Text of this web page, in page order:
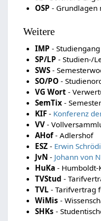
OSP - Grundlagen
Weitere
IMP -
SP/LP - Studien-/
SWS-
SO/PO-
VG Wort-
SemTix-
KIF- Konferenz
VV-
AHof- Adlershof
ESZ- Erwin
JvN - Johann von
HuKa - Humboldt-
TVStud -
TVL - Tarifvertrag
WiMis -
SHKs -